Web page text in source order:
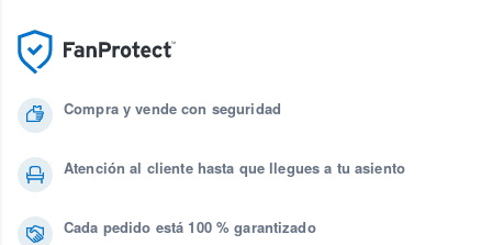
Compra y vende con seguridad
Atención al cliente hasta que llegues a tu asiento
Cada pedido está 100 % garantizado